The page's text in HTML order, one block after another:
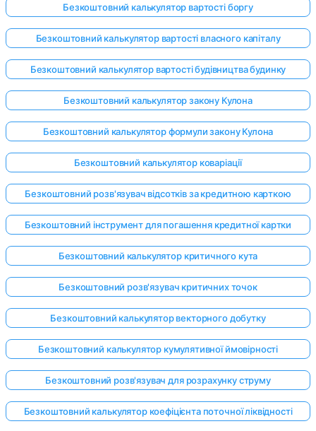
Безкоштовний калькулятор вартості боргу
Безкоштовний калькулятор вартості власного капіталу
Безкоштовний калькулятор вартості будівництва будинку
Безкоштовний калькулятор закону Кулона
Безкоштовний калькулятор формули закону Кулона
Безкоштовний калькулятор коваріації
Безкоштовний розв'язувач відсотків за кредитною карткою
Безкоштовний інструмент для погашення кредитної картки
Безкоштовний калькулятор критичного кута
Безкоштовний розв'язувач критичних точок
Безкоштовний калькулятор векторного добутку
Безкоштовний калькулятор кумулятивної ймовірності
Безкоштовний розв'язувач для розрахунку струму
Безкоштовний калькулятор коефіцієнта поточної ліквідності